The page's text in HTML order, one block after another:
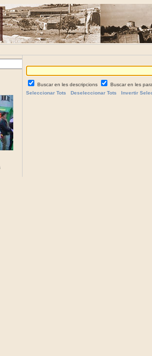
Buscar en les descripcions
Buscar en les
Seleccionar Tots
Deseleccionar Tots Invertir